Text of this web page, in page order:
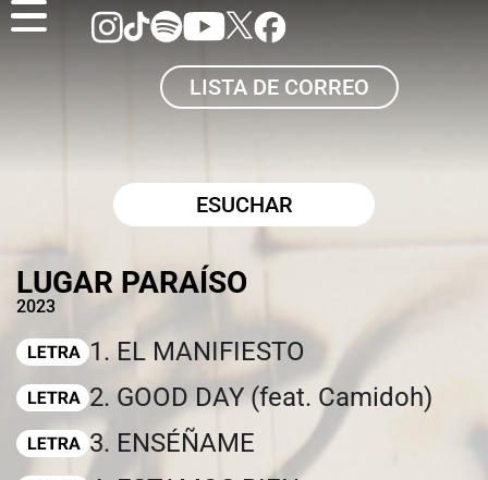
LISTA DE CORREO
ESUCHAR
LUGAR PARAÍSO
2023
1. EL MANIFIESTO
2. GOOD DAY (feat. Camidoh)
3. ENSÉÑAME